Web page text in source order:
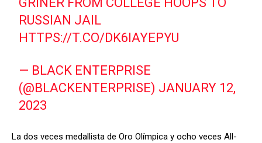
RUSSIAN JAIL
HTTPS://T.CO/DK6IAYEPYU
— BLACK ENTERPRISE
(@BLACKENTERPRISE) JANUARY 12,
2023
La dos veces medallista de Oro Olímpica y ocho veces All-